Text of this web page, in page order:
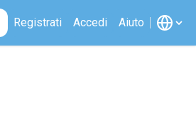
Registrati Accedi Aiuto